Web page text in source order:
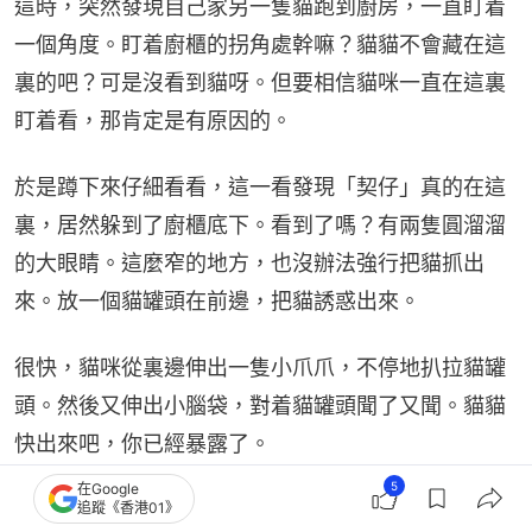
這時，突然發現自己家另一隻貓跑到廚房，一直盯着
一個角度。盯着廚櫃的拐角處幹嘛？貓貓不會藏在這
裏的吧？可是沒看到貓呀。但要相信貓咪一直在這裏
盯着看，那肯定是有原因的。
於是蹲下來仔細看看，這一看發現「契仔」真的在這
裏，居然躲到了廚櫃底下。看到了嗎？有兩隻圓溜溜
的大眼睛。這麼窄的地方，也沒辦法強行把貓抓出
來。放一個貓罐頭在前邊，把貓誘惑出來。
很快，貓咪從裏邊伸出一隻小爪爪，不停地扒拉貓罐
頭。然後又伸出小腦袋，對着貓罐頭聞了又聞。貓貓
快出來吧，你已經暴露了。
看看網民的貓咪進行躲貓貓遊戲：
在Google
追蹤《香港01》
5